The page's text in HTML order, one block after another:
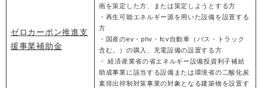
ゼロカーボン推進支
援事業補助金
画を策定した方、または策定しようとする方
・再生可能エネルギー源を用いた設備を設置する
方
・国産のev・phv・fcv自動車（バス・トラック
含む。）の購入、充電設備の設置する方
・ 経済産業省の省エネルギー設備投資利子補給
助成事業に該当する設備または環境省の二酸化炭
素排出抑制対策事業の対象となる建築物を設置す